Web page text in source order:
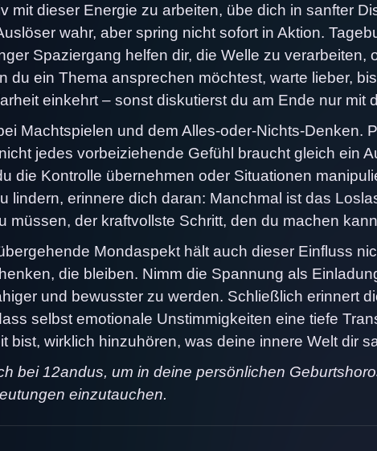
mit dieser Energie zu arbeiten, übe dich in sanfter
wahr, aber spring nicht sofort in Aktion.
Spaziergang helfen dir, die Welle zu verarbeiten,
du ein Thema ansprechen möchtest, warte lieber,
einkehrt – sonst diskutierst du am Ende nur mit
Machtspielen und dem Alles-oder-Nichts-Denken.
jedes vorbeiziehende Gefühl braucht gleich ein
die Kontrolle übernehmen oder Situationen
lindern, erinnere dich daran: Manchmal ist das
müssen, der kraftvollste Schritt, den du machen
Mondaspekt hält auch dieser Einfluss
die bleiben. Nimm die Spannung als
und bewusster zu werden. Schließlich erinnert
selbst emotionale Unstimmigkeiten eine tiefe
bist, wirklich hinzuhören, was deine innere Welt dir
bei 12andus, um in deine persönlichen
einzutauchen.